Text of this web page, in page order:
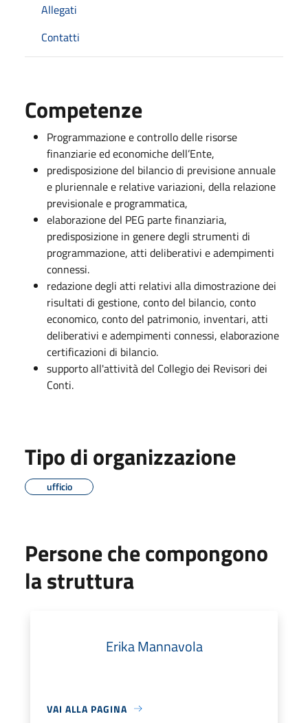
Allegati
Contatti
Competenze
Programmazione e controllo delle risorse
finanziarie ed economiche dell’Ente,
predisposizione del bilancio di previsione annuale
e pluriennale e relative variazioni, della relazione
previsionale e programmatica,
elaborazione del PEG parte finanziaria,
predisposizione in genere degli strumenti di
programmazione, atti deliberativi e adempimenti
connessi.
redazione degli atti relativi alla dimostrazione dei
risultati di gestione, conto del bilancio, conto
economico, conto del patrimonio, inventari, atti
deliberativi e adempimenti connessi, elaborazione
certificazioni di bilancio.
supporto all'attività del Collegio dei Revisori dei
Conti.
Tipo di organizzazione
ufficio
Persone che compongono
la struttura
Erika Mannavola
VAI ALLA PAGINA